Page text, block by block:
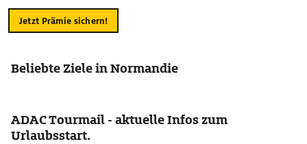
Jetzt Prämie sichern!
Beliebte Ziele in Normandie
ADAC Tourmail - aktuelle Infos zum
Urlaubsstart.